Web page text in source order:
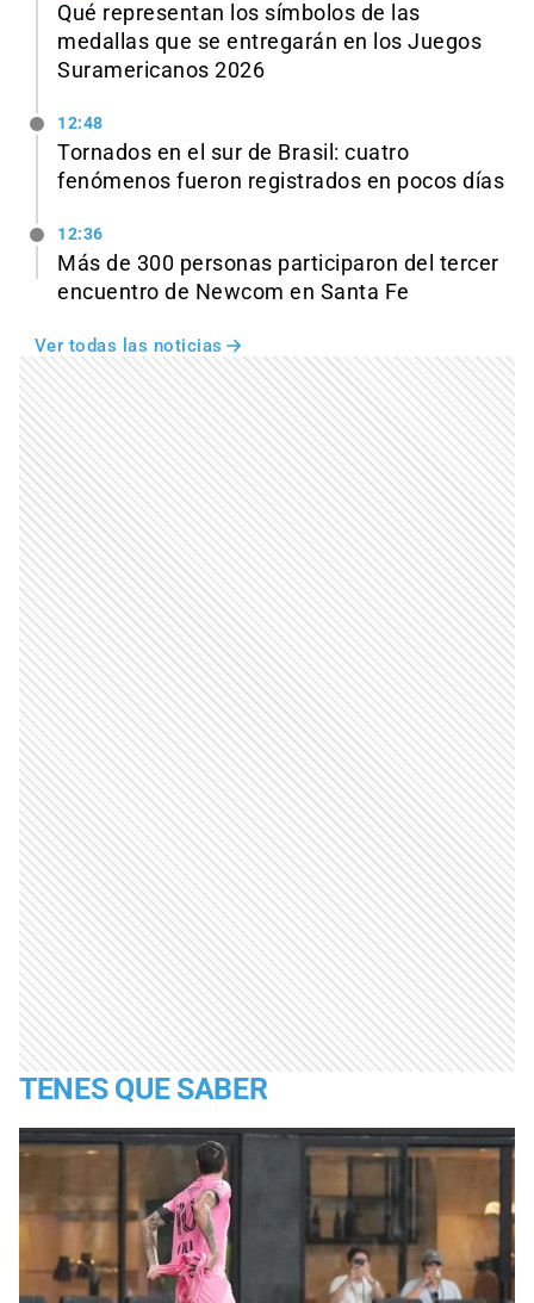
Qué representan los símbolos de las
medallas que se entregarán en los Juegos
Suramericanos 2026
12:48
Tornados en el sur de Brasil: cuatro
fenómenos fueron registrados en pocos días
12:36
Más de 300 personas participaron del tercer
encuentro de Newcom en Santa Fe
Ver todas las noticias
TENES QUE SABER